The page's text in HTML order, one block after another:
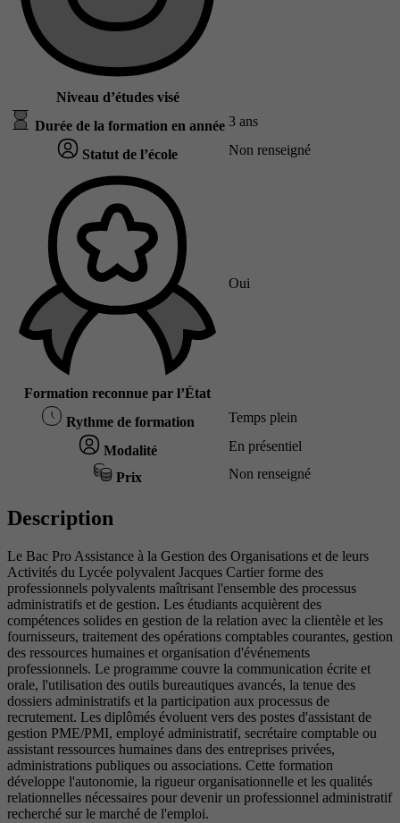
Niveau d’études visé
Durée de la formation en année 3 ans
Statut de l’école Non renseigné
Formation reconnue par l’État
Oui
Rythme de formation Temps plein
Modalité En présentiel
Prix Non renseigné
Description
Le Bac Pro Assistance à la Gestion des Organisations et de leurs
Activités du Lycée polyvalent Jacques Cartier forme des
professionnels polyvalents maîtrisant l'ensemble des processus
administratifs et de gestion. Les étudiants acquièrent des
compétences solides en gestion de la relation avec la clientèle et les
fournisseurs, traitement des opérations comptables courantes, gestion
des ressources humaines et organisation d'événements
professionnels. Le programme couvre la communication écrite et
orale, l'utilisation des outils bureautiques avancés, la tenue des
dossiers administratifs et la participation aux processus de
recrutement. Les diplômés évoluent vers des postes d'assistant de
gestion PME/PMI, employé administratif, secrétaire comptable ou
assistant ressources humaines dans des entreprises privées,
administrations publiques ou associations. Cette formation
développe l'autonomie, la rigueur organisationnelle et les qualités
relationnelles nécessaires pour devenir un professionnel administratif
recherché sur le marché de l'emploi.